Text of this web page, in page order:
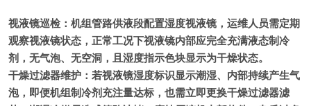
视液镜巡检：机组管路供液段配置湿度视液镜，运维人员需定期
观察视液镜状态，正常工况下视液镜内部应完全充满液态制冷
剂，无气泡、无空洞，且湿度指示色块显示为干燥状态。
干燥过滤器维护：若视液镜湿度标识显示潮湿、内部持续产生气
泡，即便机组制冷剂充注量达标，也需立即更换干燥过滤器滤